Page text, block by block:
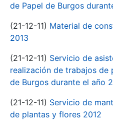
de Papel de Burgos
(21-12-11) Material de
2013
(21-12-11) Servicio de
realización de trabajos de
de Burgos durante el año
(21-12-11) Servicio de
de plantas y flores 2012